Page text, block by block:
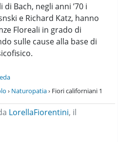
Bach, negli anni ’70 i
e Richard Katz, hanno
Floreali in grado di
sulle cause alla base di
› Naturopatia› Fiori californiani 1
LorellaFiorentini, il